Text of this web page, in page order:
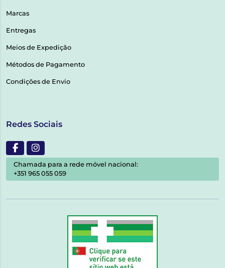
Marcas
Entregas
Meios de Expedição
Métodos de Pagamento
Condições de Envio
Redes Sociais
Chamada para a rede móvel nacional:
+351 965 055 059